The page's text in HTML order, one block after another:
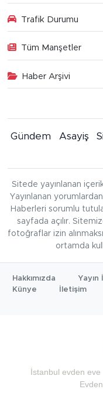
Trafik Durumu
Tüm Manşetler
Haber Arşivi
Gündem Asayiş
Sitede yayınlanan
Yayınlanan
Haberleri sorumlu
sayfada açılır.
fotoğraflar izin
ortamda
Hakkımızda
Yayın
Künye
İletişim
İstanbul evden eve